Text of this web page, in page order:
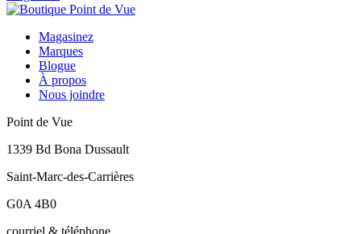
Magasinez
Marques
Blogue
À propos
Nous joindre
Point de Vue
1339 Bd Bona Dussault
Saint-Marc-des-Carrières
G0A 4B0
courriel & téléphone